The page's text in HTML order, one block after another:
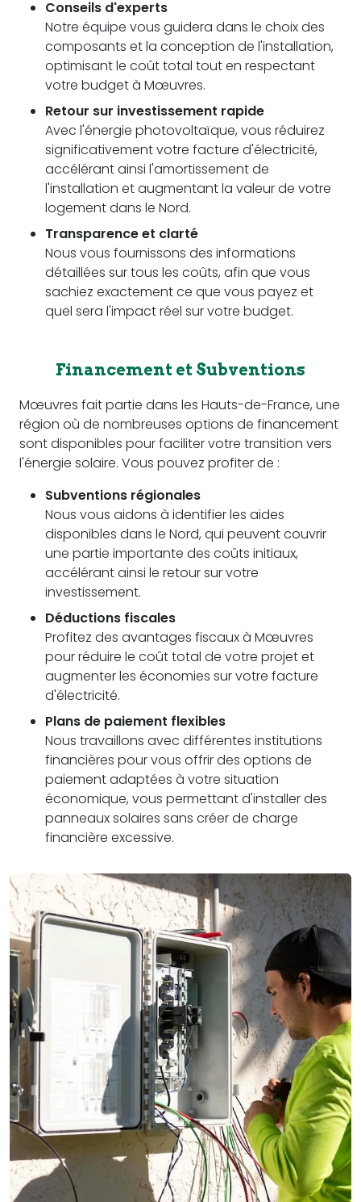
Conseils d'experts
Notre équipe vous guidera dans le choix des
composants et la conception de l'installation,
optimisant le coût total tout en respectant
votre budget à Mœuvres.
Retour sur investissement rapide
Avec l'énergie photovoltaïque, vous réduirez
significativement votre facture d'électricité,
accélérant ainsi l'amortissement de
l'installation et augmentant la valeur de votre
logement dans le Nord.
Transparence et clarté
Nous vous fournissons des informations
détaillées sur tous les coûts, afin que vous
sachiez exactement ce que vous payez et
quel sera l'impact réel sur votre budget.
Financement et Subventions
Mœuvres fait partie dans les Hauts-de-France, une
région où de nombreuses options de financement
sont disponibles pour faciliter votre transition vers
l'énergie solaire. Vous pouvez profiter de :
Subventions régionales
Nous vous aidons à identifier les aides
disponibles dans le Nord, qui peuvent couvrir
une partie importante des coûts initiaux,
accélérant ainsi le retour sur votre
investissement.
Déductions fiscales
Profitez des avantages fiscaux à Mœuvres
pour réduire le coût total de votre projet et
augmenter les économies sur votre facture
d'électricité.
Plans de paiement flexibles
Nous travaillons avec différentes institutions
financières pour vous offrir des options de
paiement adaptées à votre situation
économique, vous permettant d'installer des
panneaux solaires sans créer de charge
financière excessive.